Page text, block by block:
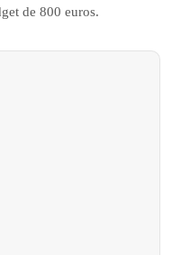
de 800 euros.